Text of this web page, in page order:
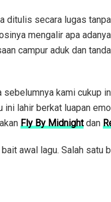
ditulis secara lugas
mengalir apa
campur aduk dan
sebelumnya kami cukup
lahir berkat luapan
Fly By Midnightdan
awal lagu. Salah satu